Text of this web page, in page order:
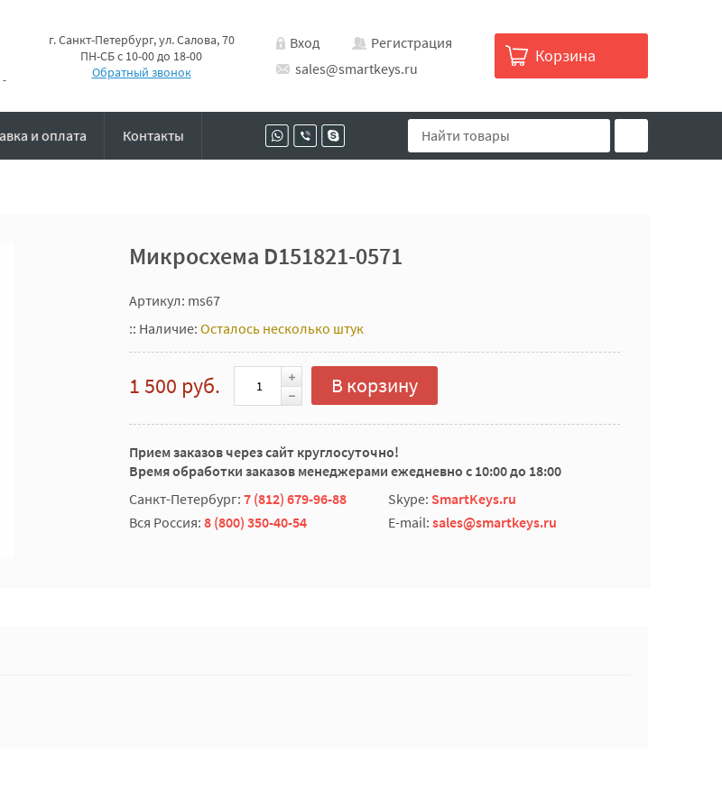
-
г. Санкт-Петербург, ул. Салова, 70
ПН-СБ с 10-00 до 18-00
Обратный звонок
Вход
Регистрация
sales@smartkeys.ru
Корзина
и оплата Контакты
Микросхема D151821-0571
Артикул: ms67
:: Наличие: Осталось несколько штук
1 500 руб. В корзину
Прием заказов через сайт круглосуточно!
Время обработки заказов менеджерами ежедневно с 10:00 до 18:00
Санкт-Петербург: 7 (812) 679-96-88 Skype: SmartKeys.ru
Вся Россия: 8 (800) 350-40-54 E-mail: sales@smartkeys.ru